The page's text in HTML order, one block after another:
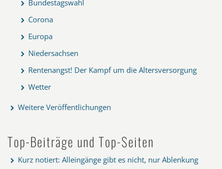
Bundestagswahl
Corona
Europa
Niedersachsen
Rentenangst! Der Kampf um die Altersversorgung
Wetter
Weitere Veröffentlichungen
Top-Beiträge und Top-Seiten
Kurz notiert: Alleingänge gibt es nicht, nur Ablenkung